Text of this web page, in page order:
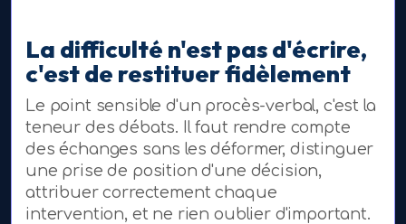
La difficulté n'est pas d'écrire,
c'est de restituer fidèlement
Le point sensible d'un procès-verbal, c'est la
teneur des débats. Il faut rendre compte
des échanges sans les déformer, distinguer
une prise de position d'une décision,
attribuer correctement chaque
intervention, et ne rien oublier d'important.